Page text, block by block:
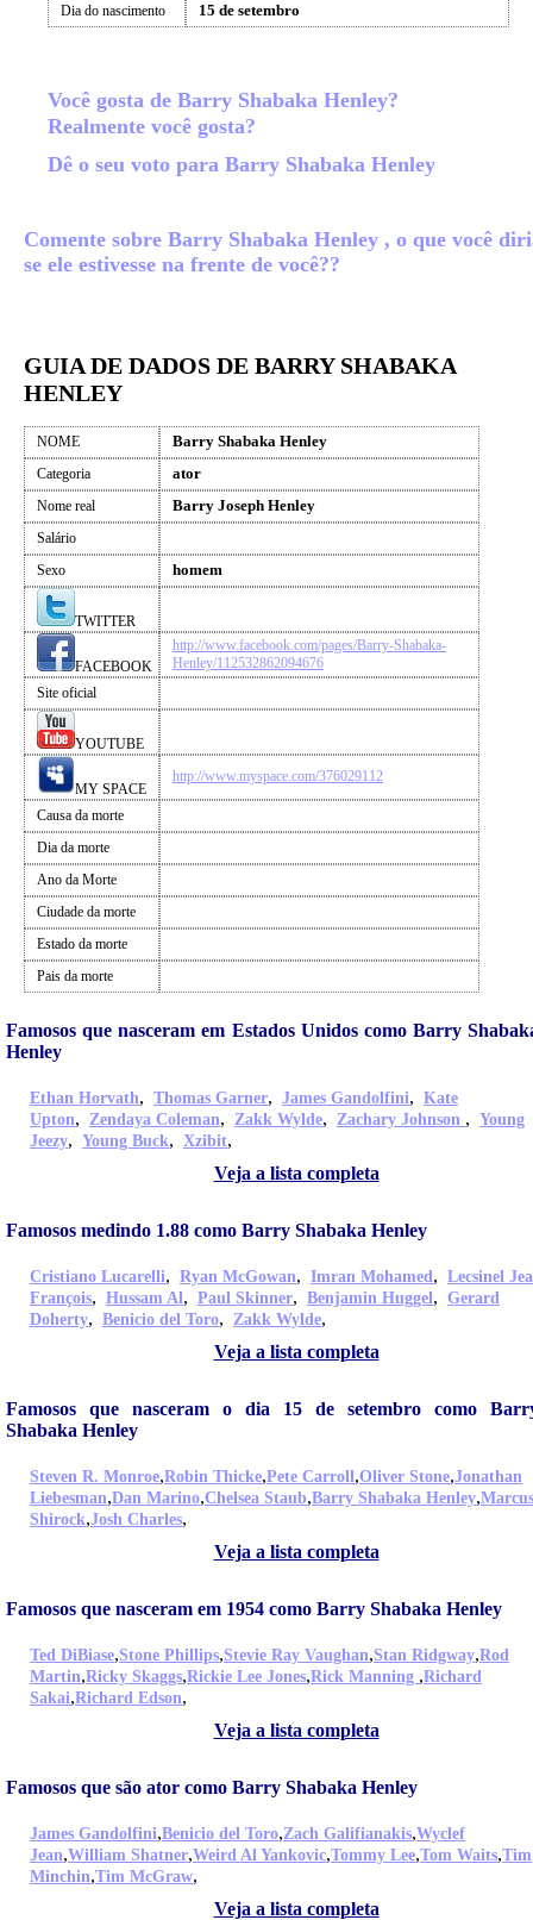
Dia do nascimento 15 de setembro
Você gosta de Barry Shabaka Henley?
Realmente você gosta?
Dê o seu voto para Barry Shabaka Henley
Comente sobre Barry Shabaka Henley , o que você
se ele estivesse na frente de você??
GUIA DE DADOS DE BARRY SHABAKA
HENLEY
NOME Barry Shabaka Henley
Categoria ator
Nome real Barry Joseph Henley
Salário
Sexo
homem
TWITTER
FACEBOOK
http://www.facebook.com/pages/Barry-Shabaka-
Henley/112532862094676
Site oficial
YOUTUBE
MY SPACE
http://www.myspace.com/376029112
Causa da morte
Dia da morte
Ano da Morte
Ciudade da morte
Estado da morte
Pais da morte
Famosos que nasceram em Estados Unidos como Barry
Henley
Ethan Horvath, Thomas Garner, James Gandolfini, Kate
Upton, Zendaya Coleman, Zakk Wylde, Zachary Johnson , Young
Jeezy, Young Buck, Xzibit,
Veja a lista completa
Famosos medindo 1.88 como Barry Shabaka Henley
Cristiano Lucarelli, Ryan McGowan, Imran Mohamed, Lecsinel
François, Hussam Al, Paul Skinner, Benjamin Huggel, Gerard
Doherty, Benicio del Toro, Zakk Wylde,
Veja a lista completa
Famosos que nasceram o dia 15 de setembro como
Shabaka Henley
Steven R. Monroe,Robin Thicke,Pete Carroll,Oliver Stone,Jonathan
Liebesman,Dan Marino,Chelsea Staub,Barry Shabaka Henley,Marcus
Shirock,Josh Charles,
Veja a lista completa
Famosos que nasceram em 1954 como Barry Shabaka Henley
Ted DiBiase,Stone Phillips,Stevie Ray Vaughan,Stan Ridgway,Rod
Martin,Ricky Skaggs,Rickie Lee Jones,Rick Manning ,Richard
Sakai,Richard Edson,
Veja a lista completa
Famosos que são ator como Barry Shabaka Henley
James Gandolfini,Benicio del Toro,Zach Galifianakis,Wyclef
Jean,William Shatner,Weird Al Yankovic,Tommy Lee,Tom Waits,Tim
Minchin,Tim McGraw,
Veja a lista completa